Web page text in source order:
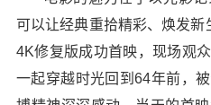
可以让经典重拾精彩、焕发新
4K修复版成功首映，现场观
一起穿越时光回到64年前，